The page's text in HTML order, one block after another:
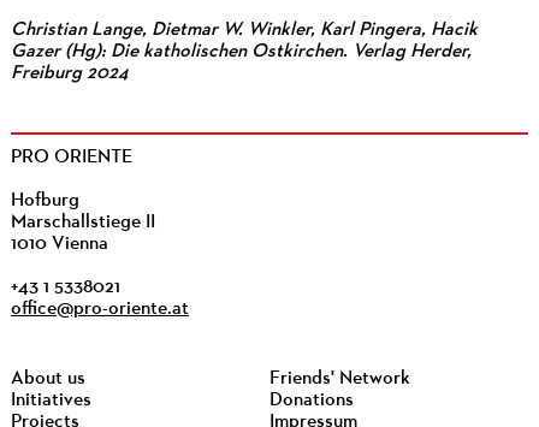
Christian Lange, Dietmar W. Winkler, Karl Pingera, Hacik
Gazer (Hg): Die katholischen Ostkirchen. Verlag Herder,
Freiburg 2024
PRO ORIENTE
Hofburg
Marschallstiege II
1010 Vienna
+43 1 5338021
office@pro-oriente.at
About us
Initiatives
Projects
Friends' Network
Donations
Impressum